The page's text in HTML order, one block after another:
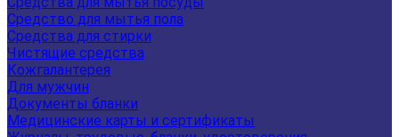
Средство для мытья пола
Средства для стирки
Чистящие средства
Кожгалантерея
Для мужчин
Документы бланки
Медицинские карты и сертификаты